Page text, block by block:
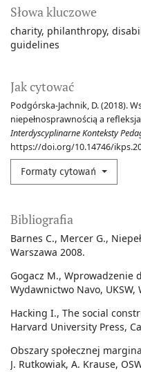
Słowa kluczowe
charity philanthropy
guidelines
Jak cytować
Podgórska-Jachnik, D. (2018).
niepełnosprawnością a
Interdyscyplinarne Konteksty
https://doi.org/10.14746/
Formaty cytowań
Bibliografia
Barnes C., Mercer G.,
Warszawa 2008.
Gogacz M., Wprowadzenie
Wydawnictwo Navo, UKSW,
Hacking I., The social
Harvard University Press,
Obszary społecznej
J. Rutkowiak, A. Krause,